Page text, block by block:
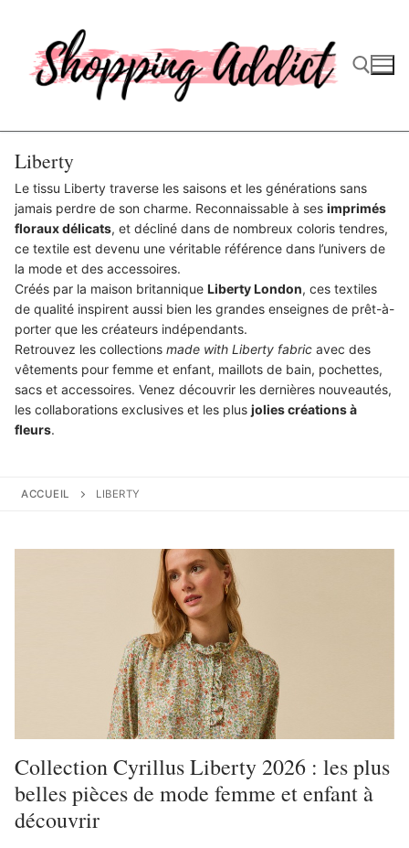
contenu
Liberty
Le tissu Liberty traverse les saisons et les générations sans
jamais perdre de son charme. Reconnaissable à ses imprimés
floraux délicats, et décliné dans de nombreux coloris tendres,
ce textile est devenu une véritable référence dans l’univers de
la mode et des accessoires.
Créés par la maison britannique Liberty London, ces textiles
de qualité inspirent aussi bien les grandes enseignes de prêt-à-
porter que les créateurs indépendants.
Retrouvez les collections made with Liberty fabric avec des
vêtements pour femme et enfant, maillots de bain, pochettes,
sacs et accessoires. Venez découvrir les dernières nouveautés,
les collaborations exclusives et les plus jolies créations à
fleurs.
ACCUEIL LIBERTY
Collection Cyrillus Liberty 2026 : les plus
belles pièces de mode femme et enfant à
découvrir